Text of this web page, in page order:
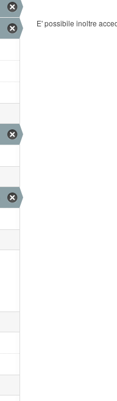
E' possibile inoltre